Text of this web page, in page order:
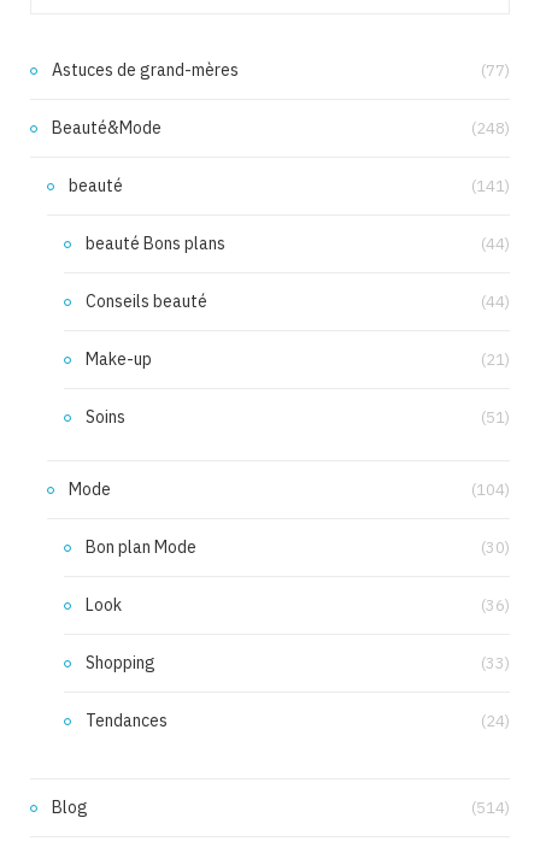
Astuces de grand-mères (77)
Beauté&Mode (248)
beauté (141)
beauté Bons plans (44)
Conseils beauté (44)
Make-up (21)
Soins (51)
Mode (104)
Bon plan Mode (30)
Look (36)
Shopping (33)
Tendances (24)
Blog (514)